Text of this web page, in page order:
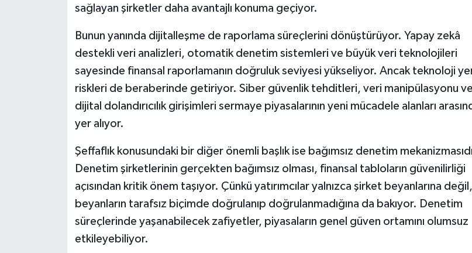
sağlayan şirketler daha avantajlı konuma geçiyor.
Bunun yanında dijitalleşme de raporlama süreçlerini dönüştürüyor. Yapay zekâ
destekli veri analizleri, otomatik denetim sistemleri ve büyük veri teknolojileri
sayesinde finansal raporlamanın doğruluk seviyesi yükseliyor. Ancak teknoloji
riskleri de beraberinde getiriyor. Siber güvenlik tehditleri, veri manipülasyonu ve
dijital dolandırıcılık girişimleri sermaye piyasalarının yeni mücadele alanları
yer alıyor.
Şeffaflık konusundaki bir diğer önemli başlık ise bağımsız denetim
Denetim şirketlerinin gerçekten bağımsız olması, finansal tabloların güvenilirliği
açısından kritik önem taşıyor. Çünkü yatırımcılar yalnızca şirket beyanlarına
beyanların tarafsız biçimde doğrulanıp doğrulanmadığına da bakıyor. Denetim
süreçlerinde yaşanabilecek zafiyetler, piyasaların genel güven ortamını olumsuz
etkileyebiliyor.